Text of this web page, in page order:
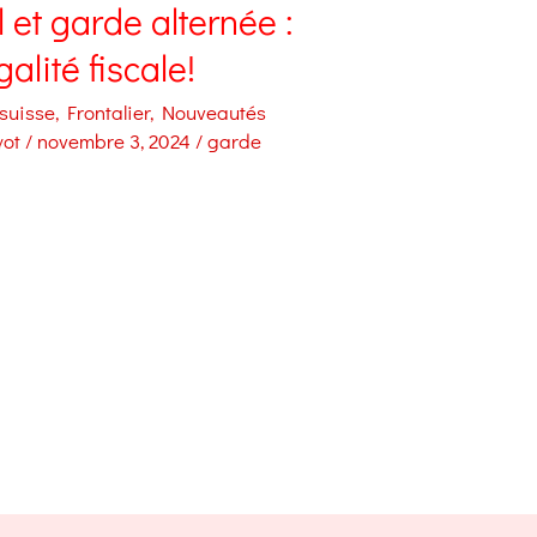
garde alternée :
fiscale!
, Frontalier, Nouveautés
/ novembre 3, 2024 /garde